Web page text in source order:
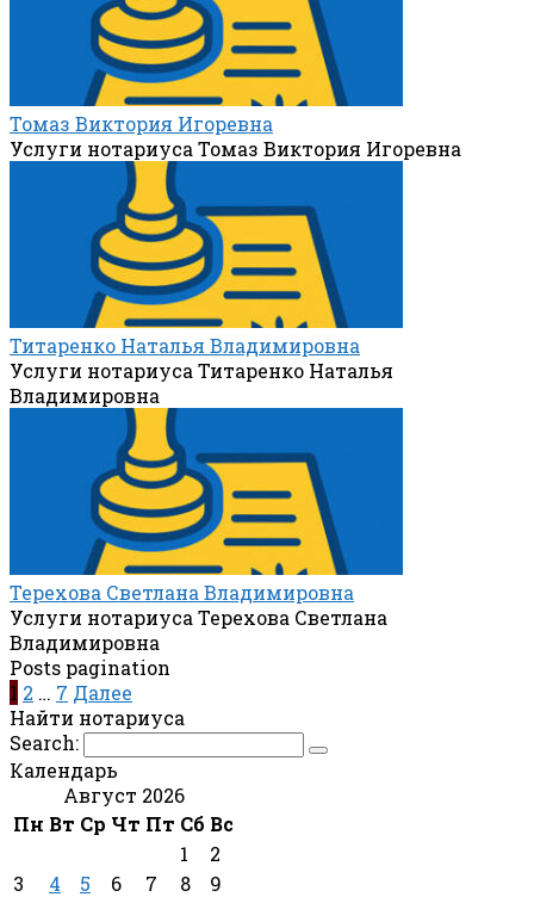
Томаз Виктория Игоревна
Услуги нотариуса Томаз Виктория Игоревна
Титаренко Наталья Владимировна
Услуги нотариуса Титаренко Наталья
Владимировна
Терехова Светлана Владимировна
Услуги нотариуса Терехова Светлана
Владимировна
Posts pagination
1 2 … 7 Далее
Найти нотариуса
Search:
Календарь
Август 2026
Пн Вт Ср Чт Пт Сб Вс
1
2
3
4 5 6 7 8
9